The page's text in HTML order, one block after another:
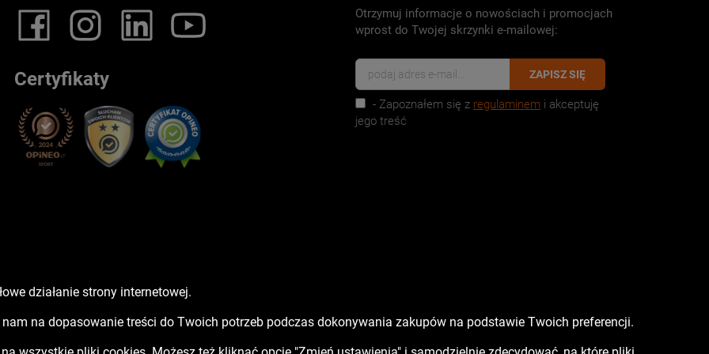
Certyfikaty
Otrzymuj informacje o nowościach i promocjach
wprost do Twojej skrzynki e-mailowej:
ZAPISZ SIĘ
- Zapoznałem się z regulaminem i akceptuję
jego treść
działanie strony internetowej.
na dopasowanie treści do Twoich potrzeb podczas dokonywania zakupów na podstawie Twoich preferencji.